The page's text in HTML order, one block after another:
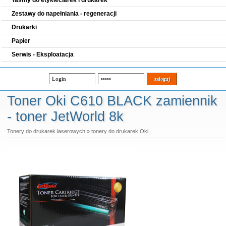
Zestawy do napełniania - regeneracji
Drukarki
Papier
Serwis - Eksploatacja
Toner Oki C610 BLACK zamiennik
- toner JetWorld 8k
Tonery do drukarek laserowych» tonery do drukarek Oki